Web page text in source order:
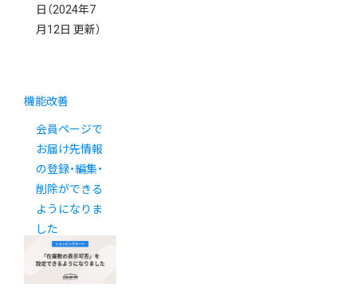
日 （2024年7
月12日 更新）
機能改善
会員ページで
お届け先情報
の登録・編集・
削除ができる
ようになりま
した